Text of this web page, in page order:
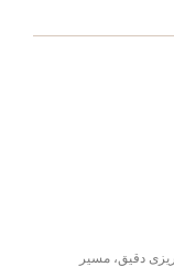
دقیق، مسیر